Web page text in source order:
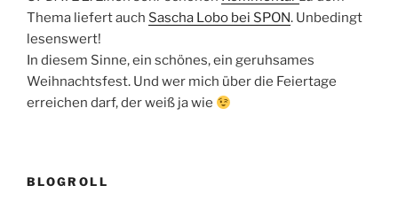
Thema liefert auch Sascha Lobo bei SPON. Unbedingt
lesenswert!
In diesem Sinne, ein schönes, ein geruhsames
Weihnachtsfest. Und wer mich über die Feiertage
erreichen darf, der weiß ja wie
BLOGROLL